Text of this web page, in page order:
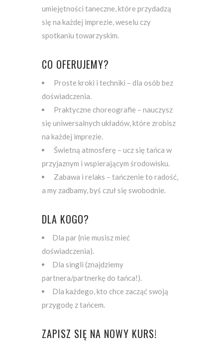
umiejętności taneczne, które przydadzą
się na każdej imprezie, weselu czy
spotkaniu towarzyskim.
CO OFERUJEMY?
Proste kroki i techniki – dla osób bez
doświadczenia.
Praktyczne choreografie – nauczysz
się uniwersalnych układów, które zrobisz
na każdej imprezie.
Świetną atmosferę – ucz się tańca w
przyjaznym i wspierającym środowisku.
Zabawa i relaks – tańczenie to radość,
a my zadbamy, byś czuł się swobodnie.
DLA KOGO?
Dla par (nie musisz mieć
doświadczenia).
Dla singli (znajdziemy
partnera/partnerkę do tańca!).
Dla każdego, kto chce zacząć swoją
przygodę z tańcem.
ZAPISZ SIĘ NA NOWY KURS!